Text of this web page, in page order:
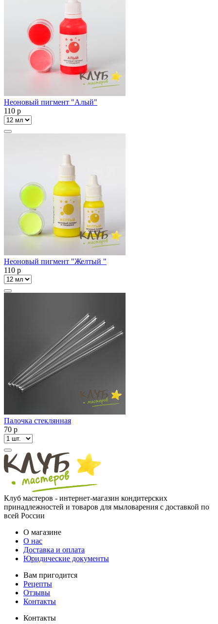
Неоновый пигмент "Алый"
110 p
Неоновый пигмент "Желтый "
110 p
Палочка стеклянная
70 p
Клуб мастеров - интернет-магазин кондитерских
принадлежностей и товаров для мыловарения с доставкой по
всей России
О магазине
О нас
Доставка и оплата
Юридические документы
Вам пригодится
Рецепты
Отзывы
Контакты
Контакты